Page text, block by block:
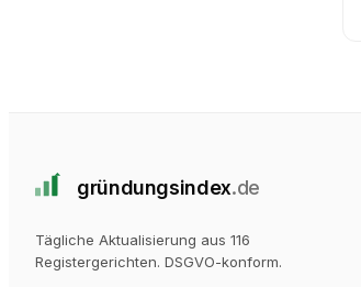
gründungsindex.de
Tägliche Aktualisierung aus 116
Registergerichten. DSGVO-konform.